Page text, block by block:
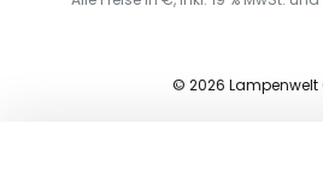
© 2026 Lampenwelt